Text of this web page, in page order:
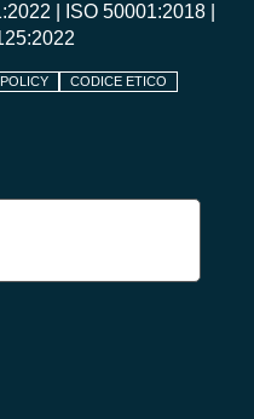
ISO 50001:2018
CODICE ETICO
alla privacy